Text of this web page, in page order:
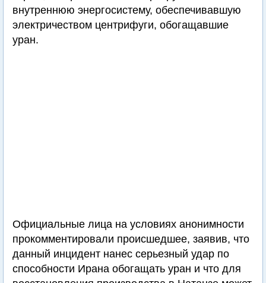
внутреннюю энергосистему, обеспечивавшую
электричеством центрифуги, обогащавшие
уран.
Официальные лица на условиях анонимности
прокомментировали происшедшее, заявив, что
данный инцидент нанес серьезный удар по
способности Ирана обогащать уран и что для